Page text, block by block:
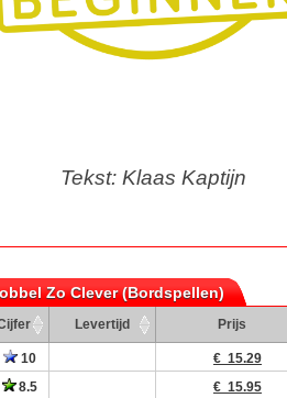
Tekst: Klaas Kaptijn
Zo Clever (Bordspellen)
Levertijd Prijs
10
€ 15.29
8.5
€ 15.95